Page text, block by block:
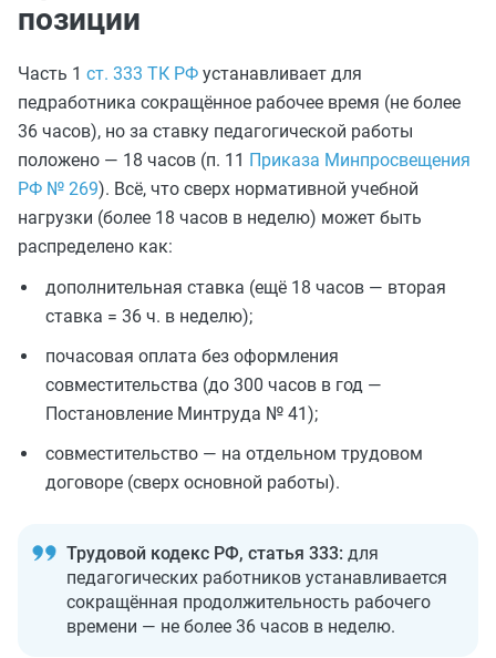
позиции
Часть 1 ст. 333 ТК РФ устанавливает для
педработника сокращённое рабочее время (не более
36 часов), но за ставку педагогической работы
положено — 18 часов (п. 11 Приказа Минпросвещения
РФ № 269). Всё, что сверх нормативной учебной
нагрузки (более 18 часов в неделю) может быть
распределено как:
дополнительная ставка (ещё 18 часов — вторая
ставка = 36 ч. в неделю);
почасовая оплата без оформления
совместительства (до 300 часов в год —
Постановление Минтруда № 41);
совместительство — на отдельном трудовом
договоре (сверх основной работы).
Трудовой кодекс РФ, статья 333: для
педагогических работников устанавливается
сокращённая продолжительность рабочего
времени — не более 36 часов в неделю.